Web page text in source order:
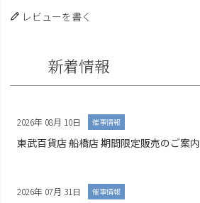
レビューを書く
新着情報
2026年 08月 10日 催事情報
東武百貨店 船橋店 期間限定販売のご案内
2026年 07月 31日 催事情報